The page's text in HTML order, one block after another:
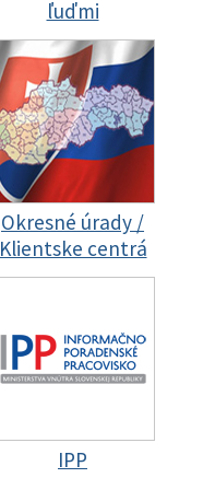
ľuďmi
Okresné úrady /
Klientske centrá
IPP